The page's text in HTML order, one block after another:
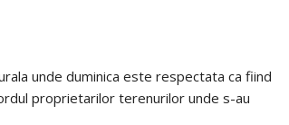
unde duminica este respectata ca fiind
proprietarilor terenurilor unde s-au